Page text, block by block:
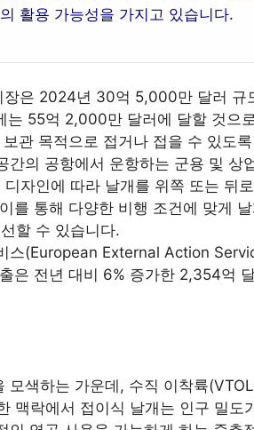
활용 가능성을 가지고 있습니다.
은 2024년 30억 5,000만 달러 규
는 55억 2,000만 달러에 달할 것으
관 목적으로 접거나 접을 수 있도록
간의 공항에서 운항하는 군용 및 상
자인에 따라 날개를 위쪽 또는 뒤
를 통해 다양한 비행 조건에 맞게 날
할 수 있습니다.
스(European External Action
은 전년 대비 6% 증가한 2,354억
모색하는 가운데, 수직 이착륙
맥락에서 접이식 날개는 인구 밀도